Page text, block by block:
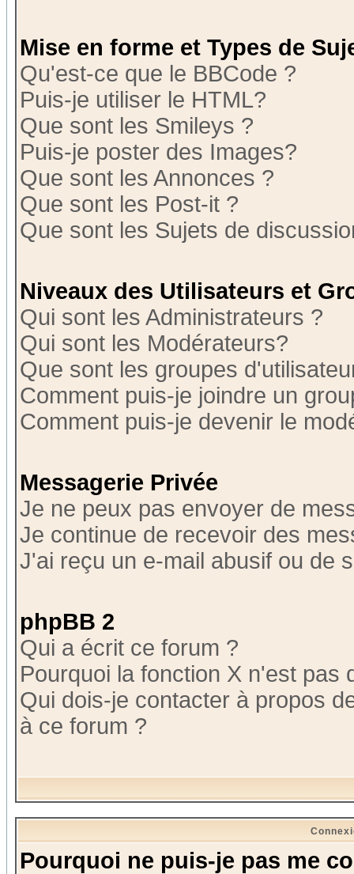
Mise en forme et Types de
Qu'est-ce que le BBCode ?
Puis-je utiliser le HTML?
Que sont les Smileys ?
Puis-je poster des Images?
Que sont les Annonces ?
Que sont les Post-it ?
Que sont les Sujets de
Niveaux des Utilisateurs et
Qui sont les Administrateurs ?
Qui sont les Modérateurs?
Que sont les groupes
Comment puis-je joindre un
Comment puis-je devenir le
Messagerie Privée
Je ne peux pas envoyer de
Je continue de recevoir des
J'ai reçu un e-mail abusif ou de
phpBB 2
Qui a écrit ce forum ?
Pourquoi la fonction X n'est pas
Qui dois-je contacter à propos
à ce forum ?
Pourquoi ne puis-je pas me